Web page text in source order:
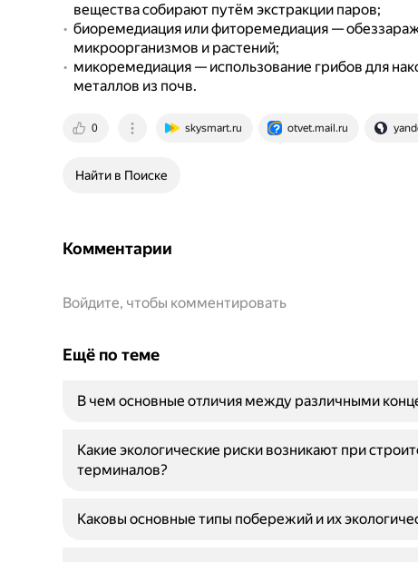
вещества собирают путём экстракции паров;
биоремедиация или фиторемедиация —
микроорганизмов и растений;
микоремедиация — использование грибов для
металлов из почв.
0 skysmart.ru otvet.mail.ru
Найти в Поиске
Комментарии
Войдите, чтобы комментировать
Ещё по теме
В чем основные отличия между различными
Какие экологические риски возникают при
терминалов?
Каковы основные типы побережий и их